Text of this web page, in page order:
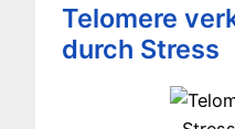
Telomere
durch Stress